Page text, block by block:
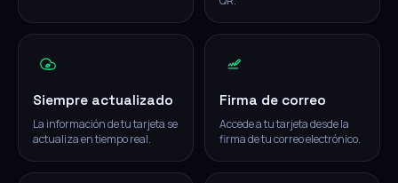
Siempre actualizado
La información de tu tarjeta se
actualiza en tiempo real.
Firma de correo
Accede a tu tarjeta desde la
firma de tu correo electrónico.